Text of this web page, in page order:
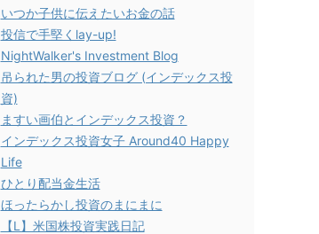
いつか子供に伝えたいお金の話
投信で手堅くlay-up!
NightWalker's Investment Blog
吊られた男の投資ブログ (インデックス投
資)
ますい画伯とインデックス投資？
インデックス投資女子 Around40 Happy
Life
ひとり配当金生活
ほったらかし投資のまにまに
【L】米国株投資実践日記